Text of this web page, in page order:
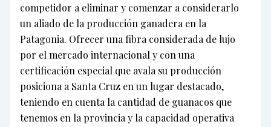
competidor a eliminar y comenzar a considerarlo
un aliado de la producción ganadera en la
Patagonia. Ofrecer una fibra considerada de lujo
por el mercado internacional y con una
certificación especial que avala su producción
posiciona a Santa Cruz en un lugar destacado,
teniendo en cuenta la cantidad de guanacos que
tenemos en la provincia y la capacidad operativa